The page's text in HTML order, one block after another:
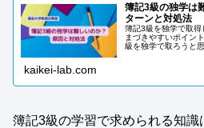
簿記3級の独学は
ターンと対処法
簿記3級を独学で取
まづきやすいポイン
級を独学で取ろうと
kaikei-lab.com
簿記3級の学習で求められる知識